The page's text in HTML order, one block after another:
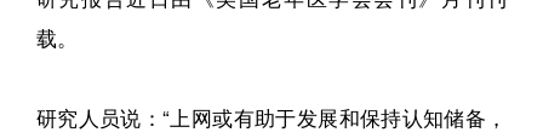
载。
研究人员说：“上网或有助于发展和保持认知储备，